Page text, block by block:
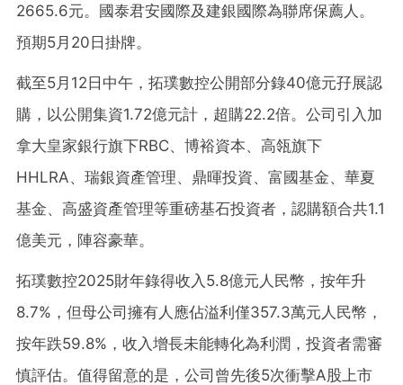
2665.6元。國泰君安國際及建銀國際為聯席保薦人。
預期5月20日掛牌。
截至5月12日中午，拓璞數控公開部分錄40億元孖展認
購，以公開集資1.72億元計，超購22.2倍。公司引入加
拿大皇家銀行旗下RBC、博裕資本、高瓴旗下
HHLRA、瑞銀資產管理、鼎暉投資、富國基金、華夏
基金、高盛資產管理等重磅基石投資者，認購額合共1.1
億美元，陣容豪華。
拓璞數控2025財年錄得收入5.8億元人民幣，按年升
8.7%，但母公司擁有人應佔溢利僅357.3萬元人民幣，
按年跌59.8%，收入增長未能轉化為利潤，投資者需審
慎評估。值得留意的是，公司曾先後5次衝擊A股上市